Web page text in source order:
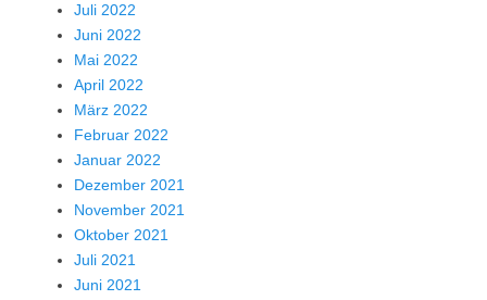
Juli 2022
Juni 2022
Mai 2022
April 2022
März 2022
Februar 2022
Januar 2022
Dezember 2021
November 2021
Oktober 2021
Juli 2021
Juni 2021